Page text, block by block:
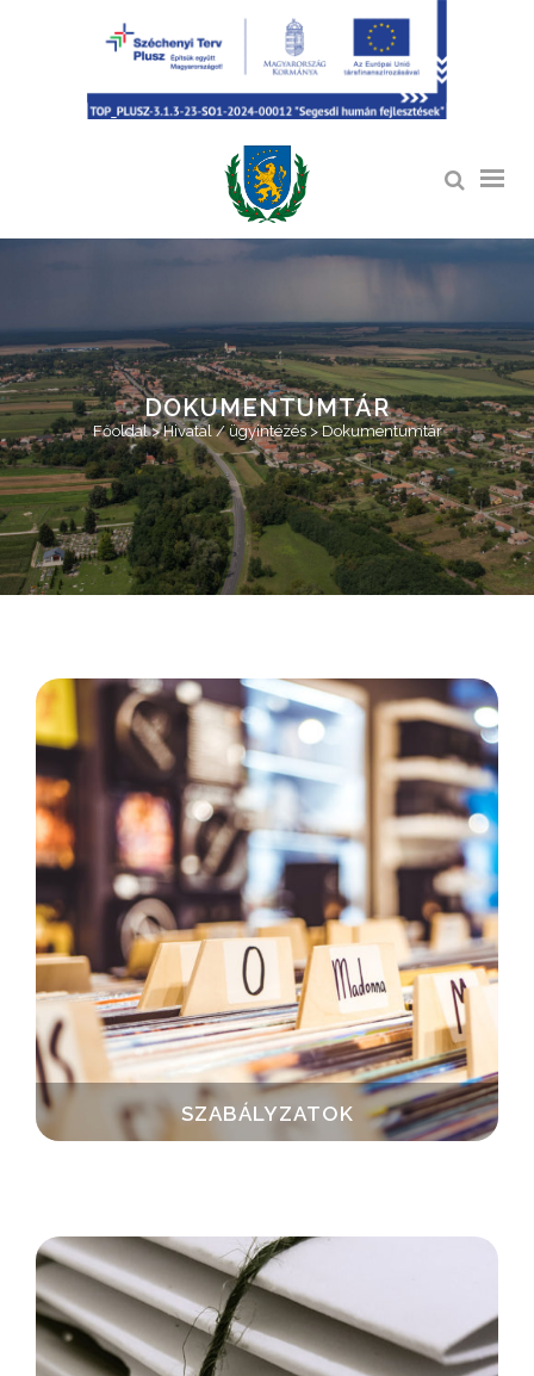
DOKUMENTUMTÁR
Főoldal>Hivatal / ügyintézés>Dokumentumtár
SZABÁLYZATOK